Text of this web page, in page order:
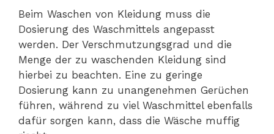
Beim Waschen von Kleidung muss die
Dosierung des Waschmittels angepasst
werden. Der Verschmutzungsgrad und die
Menge der zu waschenden Kleidung sind
hierbei zu beachten. Eine zu geringe
Dosierung kann zu unangenehmen Gerüchen
führen, während zu viel Waschmittel ebenfalls
dafür sorgen kann, dass die Wäsche muffig